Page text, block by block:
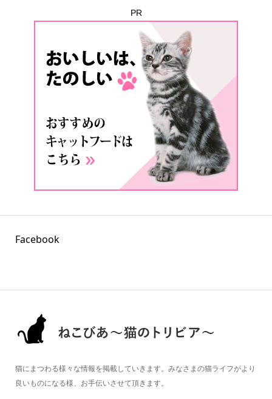
PR
Facebook
猫にまつわる様々な情報を掲載していきます。みなさまの猫ライフがより
良いものになる様、お手伝いさせて頂きます。